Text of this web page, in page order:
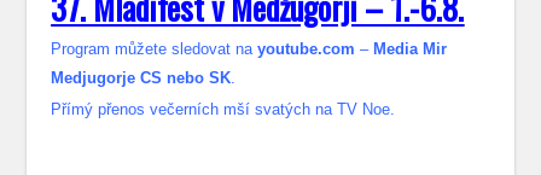
Program můžete sledovat nayoutube.com – Media Mir
Medjugorje CS nebo SK.
Přímý přenos večerních mší svatých na TV Noe.